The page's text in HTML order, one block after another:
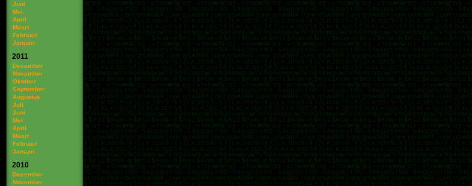
Juni
Mei
April
Maart
Februari
Januari
2011
December
November
Oktober
September
Augustus
Juli
Juni
Mei
April
Maart
Februari
Januari
2010
December
November